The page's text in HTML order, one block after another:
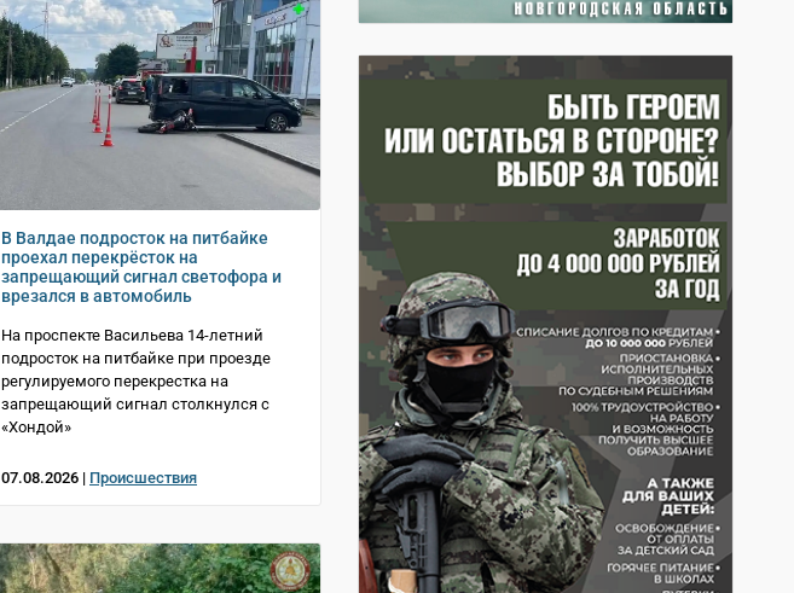
В Валдае подросток на питбайке
проехал перекрёсток на
запрещающий сигнал светофора и
врезался в автомобиль
На проспекте Васильева 14-летний
подросток на питбайке при проезде
регулируемого перекрестка на
запрещающий сигнал столкнулся с
«Хондой»
07.08.2026 | Происшествия